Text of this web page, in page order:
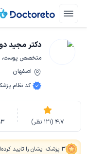
دکتر مجید
متخصص پوست،
اصفهان
کد نظام
4.7
(
121 نظر)
3 پزشک ایشان را تایید